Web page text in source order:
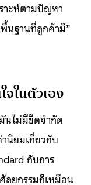
าะห์ตามปัญหา
นฐานที่ลูกค้ามี”
ในตัวเอง
นไม่มีขีดจำกัด
นิยมเกี่ยวกับ
กับการ
ลยกรรมก็เหมือน